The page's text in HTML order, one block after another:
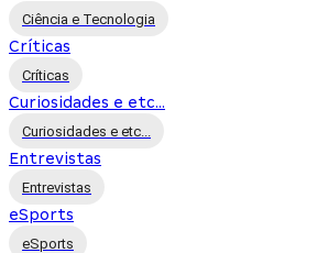
Ciência e Tecnologia
Críticas
Críticas
Curiosidades e etc...
Curiosidades e etc...
Entrevistas
Entrevistas
eSports
eSports